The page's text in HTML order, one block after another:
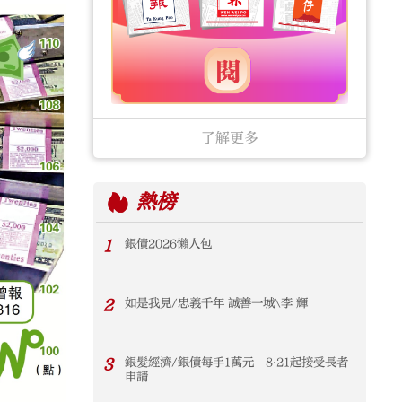
了解更多
熱榜
1 銀債2026懶人包
2 如是我見/忠義千年 誠善一城\李 輝
3
銀髮經濟/銀債每手1萬元 8‧21起接受長者
申請